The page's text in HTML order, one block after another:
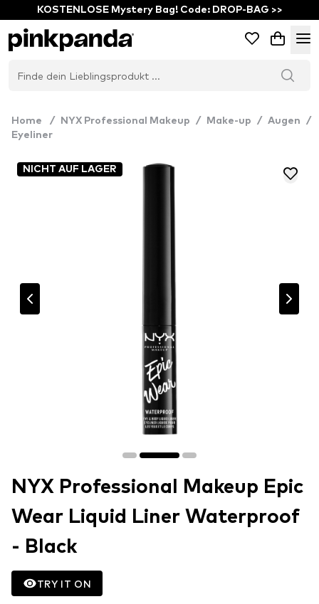
KOSTENLOSE Mystery Bag! Code: DROP-BAG >>
Home / NYX Professional Makeup / Make-up / Augen
/
Eyeliner
NICHT AUF LAGER
NYX Professional Makeup Epic
Wear Liquid Liner Waterproof
- Black
TRY IT ON